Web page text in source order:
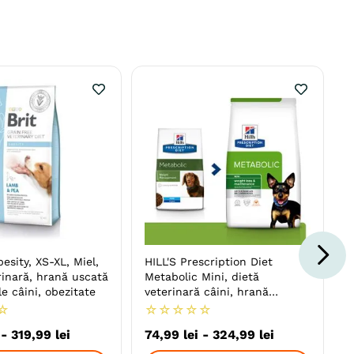
XS-XL, Miel,
hrană uscată
câini, obezitate
- 319,99 lei
HILL'S Prescription Diet
Metabolic Mini, dietă
veterinară câini, hrană
uscată, afecțiuni metabolice
☆ ☆ ☆ ☆ ☆
74,99 lei - 324,99 lei